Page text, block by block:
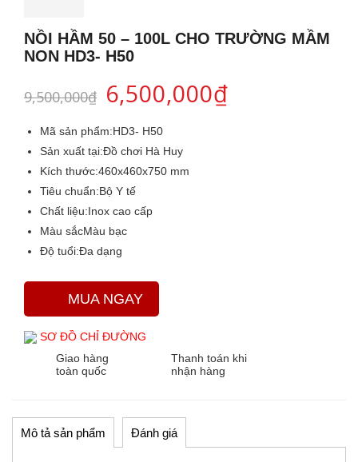
NỒI HẦM 50 – 100L CHO TRƯỜNG MẦM
NON HD3- H50
9,500,000₫ 6,500,000₫
Mã sản phẩm:HD3- H50
Sản xuất tại:Đồ chơi Hà Huy
Kích thước:460x460x750 mm
Tiêu chuẩn:Bộ Y tế
Chất liệu:Inox cao cấp
Màu sắcMàu bạc
Độ tuổi:Đa dạng
MUA NGAY
SƠ ĐỒ CHỈ ĐƯỜNG
Giao hàng
toàn quốc
Thanh toán khi
nhận hàng
Mô tả sản phẩm Đánh giá